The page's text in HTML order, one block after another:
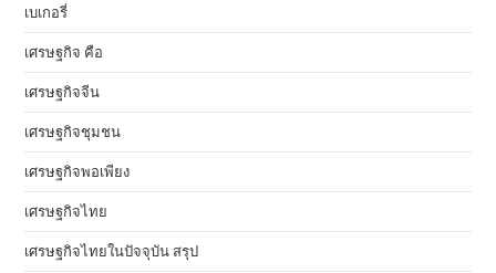
เบเกอรี่
เศรษฐกิจ คือ
เศรษฐกิจจีน
เศรษฐกิจชุมชน
เศรษฐกิจพอเพียง
เศรษฐกิจไทย
เศรษฐกิจไทยในปัจจุบัน สรุป